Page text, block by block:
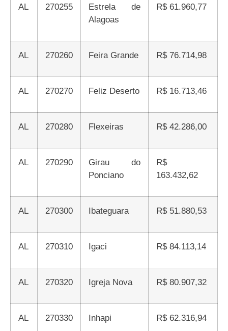
AL 270255
Estrela de
Alagoas
R$ 61.960,77
AL 270260 Feira Grande R$ 76.714,98
AL 270270 Feliz Deserto R$ 16.713,46
AL 270280 Flexeiras R$ 42.286,00
AL 270290
Girau do
Ponciano
R$
163.432,62
AL 270300 Ibateguara R$ 51.880,53
AL 270310 Igaci R$ 84.113,14
AL 270320 Igreja Nova R$ 80.907,32
AL 270330 Inhapi R$ 62.316,94